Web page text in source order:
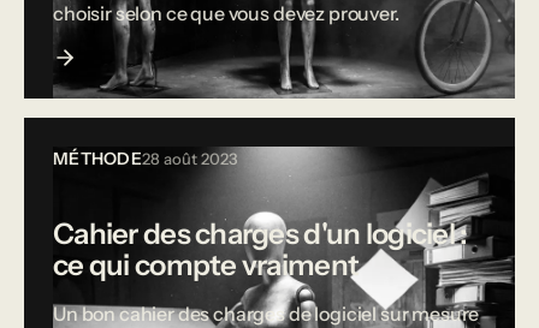
choisir selon ce que vous devez prouver.
MÉTHODE28 août 2023
Cahier des charges d'un logiciel :
ce qui compte vraiment
Un bon cahier des charges de logiciel sur mesure